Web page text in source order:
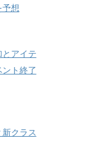
想
とアイテ
ト終了
新クラス